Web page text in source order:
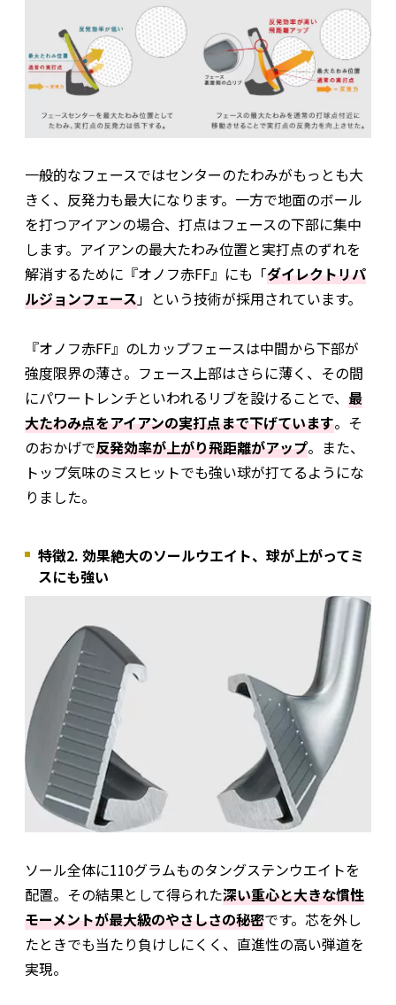
一般的なフェースではセンターのたわみがもっとも大
きく、反発力も最大になります。一方で地面のボール
を打つアイアンの場合、打点はフェースの下部に集中
します。アイアンの最大たわみ位置と実打点のずれを
解消するために『オノフ赤FF』にも「ダイレクトリパ
ルジョンフェース」という技術が採用されています。
『オノフ赤FF』のLカップフェースは中間から下部が
強度限界の薄さ。フェース上部はさらに薄く、その間
にパワートレンチといわれるリブを設けることで、 最
大たわみ点をアイアンの実打点まで下げています。そ
のおかげで反発効率が上がり飛距離がアップ。また、
トップ気味のミスヒットでも強い球が打てるようにな
りました。
特徴2. 効果絶大のソールウエイト、球が上がってミ
スにも強い
ソール全体に110グラムものタングステンウエイトを
配置。その結果として得られた深い重心と大きな慣性
モーメントが最大級のやさしさの秘密です。芯を外し
たときでも当たり負けしにくく、直進性の高い弾道を
実現。